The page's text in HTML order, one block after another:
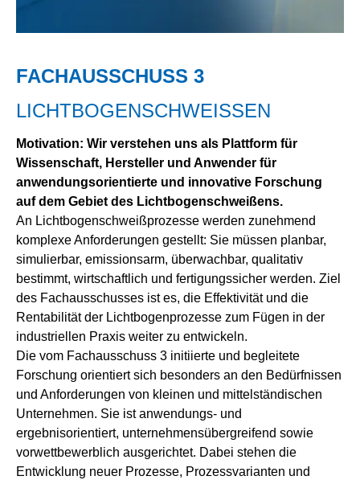
FACHAUSSCHUSS 3
LICHTBOGENSCHWEISSEN
Motivation: Wir verstehen uns als Plattform für
Wissenschaft, Hersteller und Anwender für
anwendungsorientierte und innovative Forschung
auf dem Gebiet des Lichtbogenschweißens.
An Lichtbogenschweißprozesse werden zunehmend
komplexe Anforderungen gestellt: Sie müssen planbar,
simulierbar, emissionsarm, überwachbar, qualitativ
bestimmt, wirtschaftlich und fertigungssicher werden. Ziel
des Fachausschusses ist es, die Effektivität und die
Rentabilität der Lichtbogenprozesse zum Fügen in der
industriellen Praxis weiter zu entwickeln.
Die vom Fachausschuss 3 initiierte und begleitete
Forschung orientiert sich besonders an den Bedürfnissen
und Anforderungen von kleinen und mittelständischen
Unternehmen. Sie ist anwendungs- und
ergebnisorientiert, unternehmensübergreifend sowie
vorwettbewerblich ausgerichtet. Dabei stehen die
Entwicklung neuer Prozesse, Prozessvarianten und